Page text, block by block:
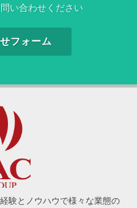
い合わせください
フォーム
験とノウハウで様々な業態の